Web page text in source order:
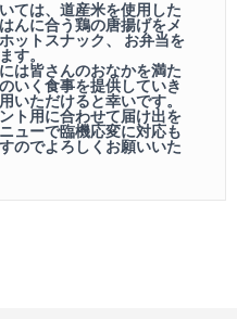
ては、道産米を使用した
んに合う鶏の唐揚げをメ
ットスナック、 お弁当を
す。
は皆さんのおなかを満た
いく食事を提供していき
いただけると幸いです。
ト用に合わせて届け出を
ューで臨機応変に対応も
のでよろしくお願いいた